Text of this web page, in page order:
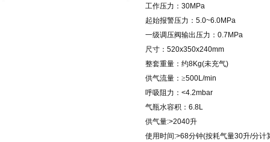
工作压力： 30MPa
起始报警压力： 5.0~6.0MPa
一级调压阀输出压力： 0.7MPa
尺寸： 520x350x240mm
整套重量：约8Kg(未充气)
供气流量：≥500L/min
呼吸阻力： <4.2mbar
气瓶水容积： 6.8L
供气量:>2040升
使用时间:>68分钟(按耗气量30升/分计